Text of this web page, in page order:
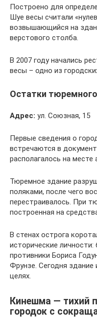
Построено для
Шуе весы считали
возвышающийся на
верстового столба.
В 2007 году начались
весы – одно из
Остатки
Адрес: ул. Союзная, 15
Первые сведения о
встречаются в
располагалось на
Тюремное здание
поляками, после чего
перестраивалось. При
построенная на
В стенах острога
исторические личности:
противники Бориса
Фрунзе. Сегодня здание
целях.
Кинешма — тихий
городок с